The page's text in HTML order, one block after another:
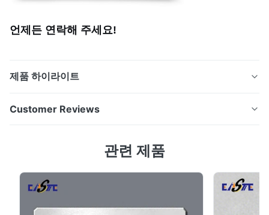
언제든 연락해 주세요!
제품 하이라이트
겨진 메르세데스-벤츠 스피커 망 스피커 메쉬 개요 신하이
스피커 메시를 제조하는 데 특화되어 있습니다. 우리의 스
그리고 소비자 전자제품외모를 유지하면서 훌륭한 음향 성
Customer Reviews
Based on 50 reviews recently
33%
관련 제품